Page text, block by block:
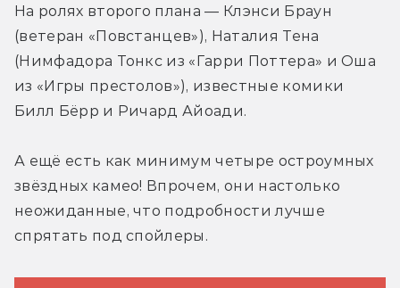
На ролях второго плана — Клэнси Браун
(ветеран «Повстанцев»), Наталия Тена
(Нимфадора Тонкс из «Гарри Поттера» и Оша
из «Игры престолов»), известные комики
Билл Бёрр и Ричард Айоади.
А ещё есть как минимум четыре остроумных
звёздных камео! Впрочем, они настолько
неожиданные, что подробности лучше
спрятать под спойлеры.